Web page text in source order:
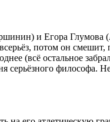
и Егора
потом он
(всё остальное
философа.